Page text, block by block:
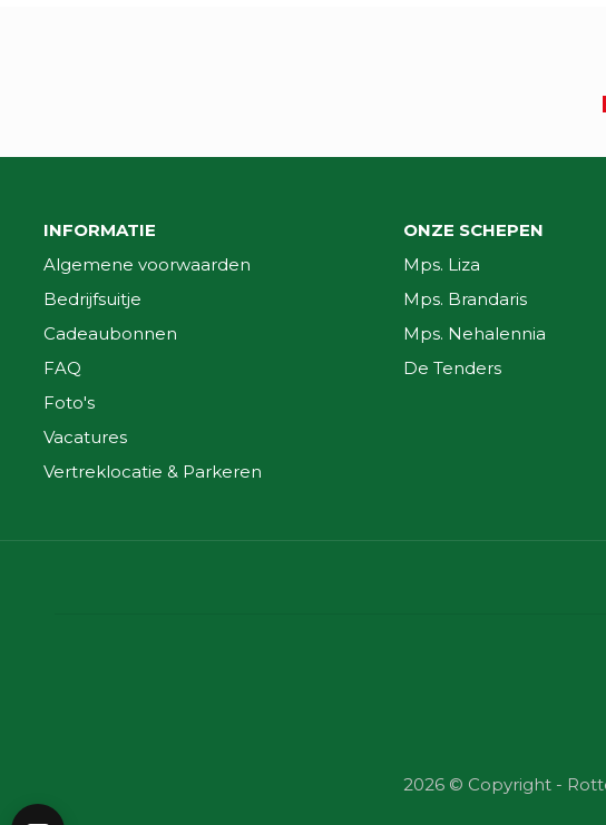
INFORMATIE
Algemene voorwaarden
Bedrijfsuitje
Cadeaubonnen
FAQ
Foto's
Vacatures
Vertreklocatie & Parkeren
ONZE SCHEPEN
Mps. Liza
Mps. Brandaris
Mps. Nehalennia
De Tenders
2026 © Copyright -